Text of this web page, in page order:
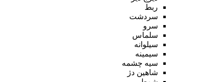
ربط
سردشت
سرو
سلماس
سیلوانه
سیمینه
سیه چشمه
شاهین دژ